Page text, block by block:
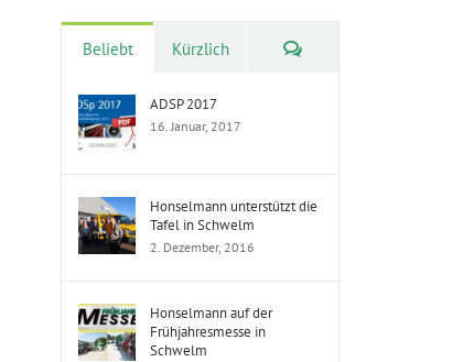
Beliebt Kürzlich Kommentare
ADSP 2017
16. Januar, 2017
Honselmann unterstützt die
Tafel in Schwelm
2. Dezember, 2016
Honselmann auf der
Frühjahresmesse in
Schwelm